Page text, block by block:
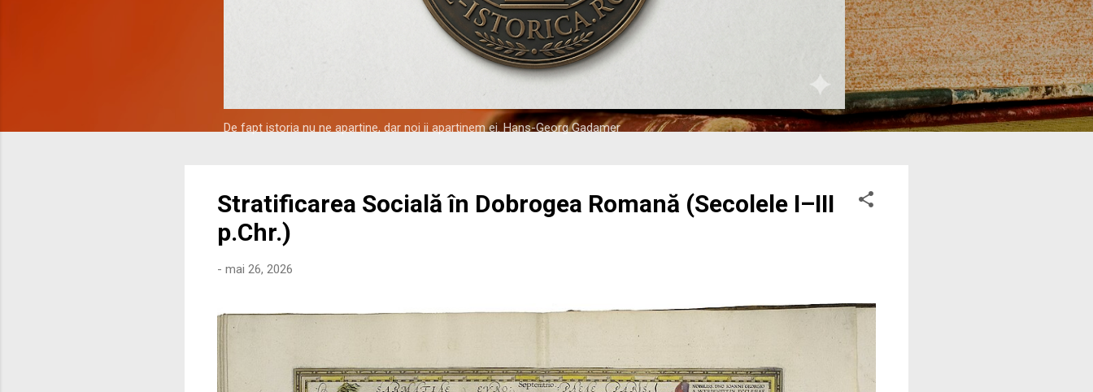
De fapt istoria nu ne apartine, dar noi ii apartinem ei. Hans-Georg Gadamer
Stratificarea Socială în Dobrogea Romană (Secolele I–III
p.Chr.)
- mai 26, 2026